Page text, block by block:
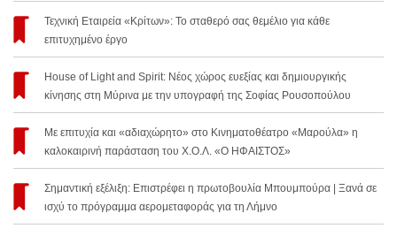
Τεχνική Εταιρεία «Κρίτων»: Το σταθερό σας θεμέλιο για κάθε
επιτυχημένο έργο
House of Light and Spirit: Νέος χώρος ευεξίας και δημιουργικής
κίνησης στη Μύρινα με την υπογραφή της Σοφίας Ρουσοπούλου
Με επιτυχία και «αδιαχώρητο» στο Κινηματοθέατρο «Μαρούλα» η
καλοκαιρινή παράσταση του Χ.Ο.Λ. «Ο ΗΦΑΙΣΤΟΣ»
Σημαντική εξέλιξη: Επιστρέφει η πρωτοβουλία Μπουμπούρα | Ξανά σε
ισχύ το πρόγραμμα αερομεταφοράς για τη Λήμνο